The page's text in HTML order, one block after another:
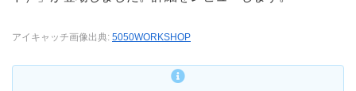
アイキャッチ画像出典: 5050WORKSHOP